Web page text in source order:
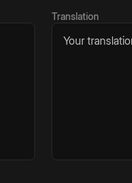
Translation
Your